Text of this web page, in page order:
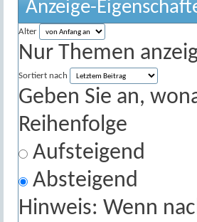
Anzeige-
Alter
Nur Themen
Sortiert nach
Geben Sie an,
Reihenfolge
Aufsteigend
Absteigend
Hinweis: Wenn